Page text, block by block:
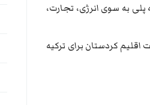
به سوی انرژی، تجارت،
کردستان برای ترکیه